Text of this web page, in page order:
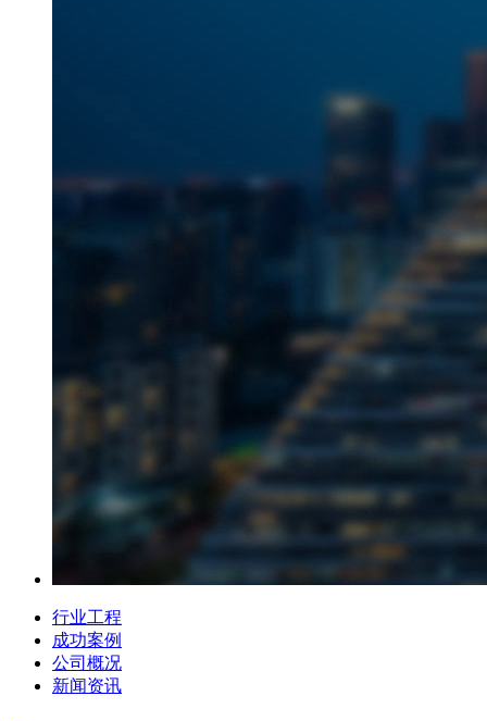
行业工程
成功案例
公司概况
新闻资讯